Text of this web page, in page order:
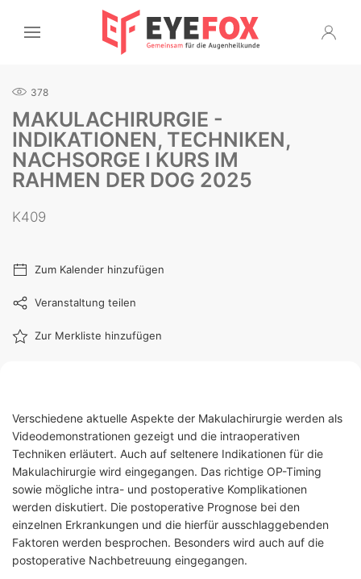
378
MAKULACHIRURGIE -
INDIKATIONEN, TECHNIKEN,
NACHSORGE I KURS IM
RAHMEN DER DOG 2025
K409
Zum Kalender hinzufügen
Veranstaltung teilen
Zur Merkliste hinzufügen
Verschiedene aktuelle Aspekte der Makulachirurgie werden als
Videodemonstrationen gezeigt und die intraoperativen
Techniken erläutert. Auch auf seltenere Indikationen für die
Makulachirurgie wird eingegangen. Das richtige OP-Timing
sowie mögliche intra- und postoperative Komplikationen
werden diskutiert. Die postoperative Prognose bei den
einzelnen Erkrankungen und die hierfür ausschlaggebenden
Faktoren werden besprochen. Besonders wird auch auf die
postoperative Nachbetreuung eingegangen.